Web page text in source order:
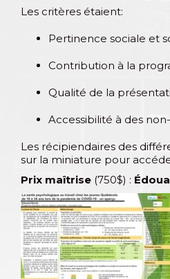
Les critères étaient:
Pertinence sociale et
Contribution à la
Qualité de la
Accessibilité à des
Les récipiendaires des
sur la miniature pour
Prix maîtrise (750$) :